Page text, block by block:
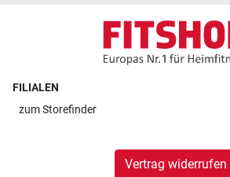
FILIALEN
zumStorefinder
Vertrag widerrufen